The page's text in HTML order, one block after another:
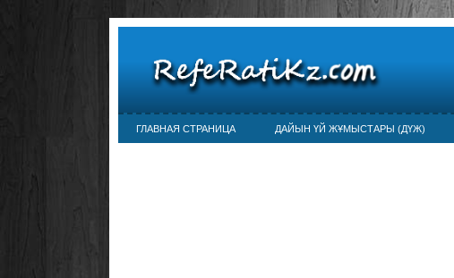
ГЛАВНАЯ СТРАНИЦА ДАЙЫН ҮЙ ЖҰМЫСТАРЫ (ДҮЖ)